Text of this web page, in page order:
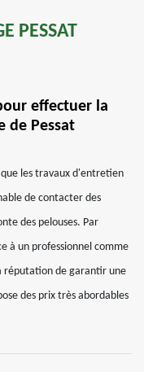
PESSAT
effectuer la
de Pessat
les travaux d'entretien
de contacter des
des pelouses. Par
à un professionnel comme
réputation de garantir une
des prix très abordables